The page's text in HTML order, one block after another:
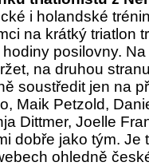
i holandské
na krátký triatlon
posilovny.
na druhou
soustředit jen na
Maik Petzold,
Dittmer, Joelle
dobře jako tým. Je
ohledně